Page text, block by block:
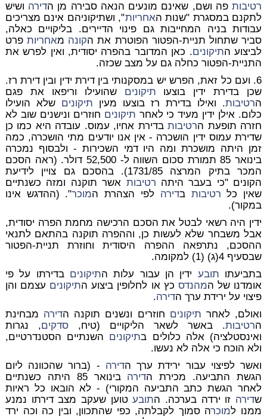
רטיבותפה ושם, שאינם מונעים הנאה סבירה מן הדירה ושיש
לתקנם במסגרת "שנות האחריות", ושתיקוניהם אינם מצריכים
עבודות בניה המחייבות גם פינוי הדיירים. בליקויים כאלה,
סביר שתחול תניית-הפטור הפוטרת את הקונה מאחריותפרט
לביצוע התיקונים. כאן המדובר בהפרה יסודית, ואין לפרש את
התניית-הפטור כחלה גם על מצב שכזה.
6. ועם כל זאת, הפרש יש במסקנותי בין דירת ידין ובין דירת רז.
שכן בדירת ידין בוצעו תיקונים שהועילו וריפאו את פגם
הרטיבות. ואילו בדירת רז בוצעו מעין תיקונים שלא הועילו
כלום. אילן ידין מעיד כי לאחר תיקונים חוזרים ונישנים שוב לא
חזרה תופעת הרטיבותבדירת אחיו, עמוס. עובדה היא כמו כן
שדירת עמוס ידין הושכרה - אין אנו יודעים מתי הושכרה, כמה
זמן היתה מושכרת ומה היו דמי השכירות - ולבסוף נמכרה
בינואר 85 תמורת סכום השווה ל- 52,500 דולר. (ראה הסכם
המכר בתיק המרצה 1731/85). בהסכם גם צויין לידיעת
הקונים "כי בעבר היתה רטיבות אשר תוקנה ומזה כשנתיים
שאין כל רטיבות בדירה לפי הצהרת המוכר". (ההדגש אינו
במקור).
ידין היה רשאי לבטל את הסכם הרכישה מחמת הפרה יסודית,
אבל משבחר שלא לעשות כן, וההפרה תוקנה בהתאם לתנאי
ההסכם, נתרפאה ההפרה היסודית וחוזרת תניית-הפטור
שבסעיף 4(ג) (1) למקומה.
בתביעתו תובע ידין הן עבור עלות התיקונים בדירתו על פי
אומדנו של המהנדס כץ או לחלופין ביצוע התיקונים עצמם והן
פיצוי על ירידת ערך הדירה.
ואולם, לאחר תיקונים חוזרים ונשנים תוקנה הדירה מבחינת
הרטיבות. באשר לשאר הליקויים (טיח,סדקים, נגרות
ואינסטלציה) אלה כלולים בתיקונים השנתיים הסטנדרטיים,
ולא הוכח כי אלה לא נעשו.
ואשר לפיצוי עבור ירידת ערך הדירה - (ברור שהכוונה ליום
הגשת התביעה. מכירת הדירה
בינואר 85 היתה כשנתיים
לאחר הגשת כתב התביעה המקורי) - לא הובאו כל ראיות
שדירה זו ירדה בערכה. התובעטוען שעקב מצב דירתו נמנע
ממנו למוכרה סמוך לקבלתה, כפי שהתכוון, ובין כה וכה ירד